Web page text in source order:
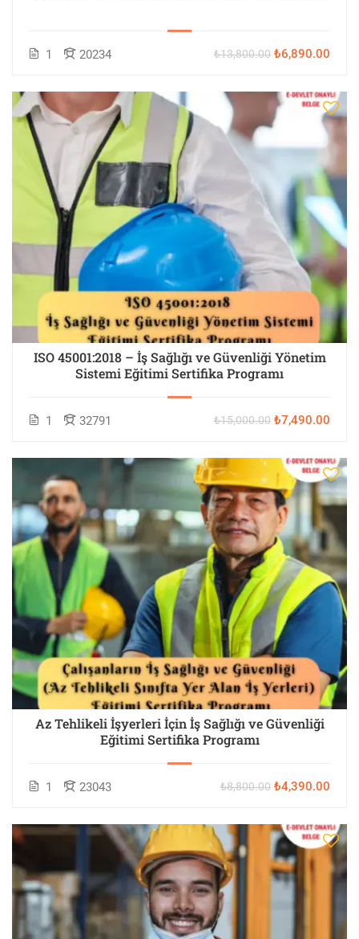
1 20234 ₺13,800.00 ₺6,890.00
ISO 45001:2018 – İş Sağlığı ve Güvenliği Yönetim
Sistemi Eğitimi Sertifika Programı
1 32791 ₺15,000.00 ₺7,490.00
Az Tehlikeli İşyerleri İçin İş Sağlığı ve Güvenliği
Eğitimi Sertifika Programı
1 23043 ₺8,800.00 ₺4,390.00